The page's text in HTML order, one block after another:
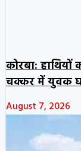
कोरबा:
चक्कर में युवक
August 7, 2026